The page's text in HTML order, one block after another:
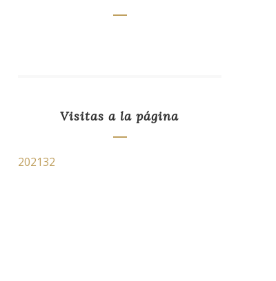
Visitas a la página
202132